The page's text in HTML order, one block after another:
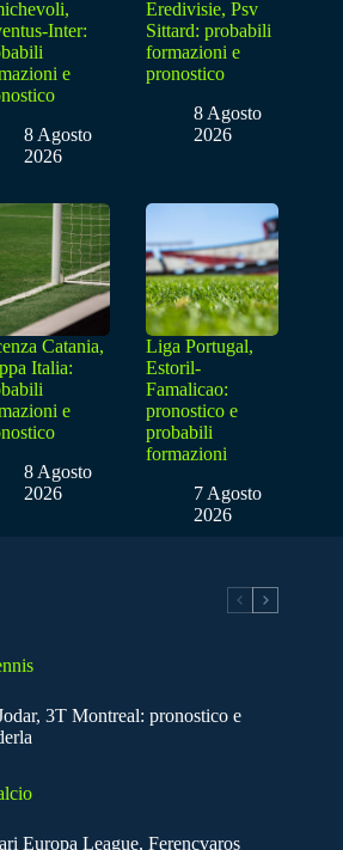
Inter:
e
8 Agosto
2026
Eredivisie, Psv
Sittard: probabili
formazioni e
pronostico
8 Agosto
2026
Catania,
Italia:
e
8 Agosto
2026
Liga Portugal,
Estoril-
Famalicao:
pronostico e
probabili
formazioni
7 Agosto
2026
3T Montreal: pronostico e
Europa League, Ferencvaros